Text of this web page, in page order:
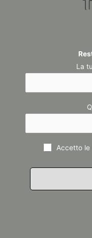
La
Accetto le